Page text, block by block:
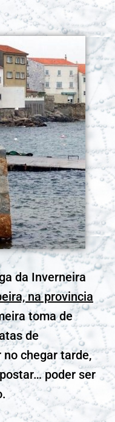
da Inverneira
na provincia
toma de
de
no chegar tarde,
poder ser